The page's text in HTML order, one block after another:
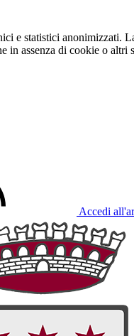
e statistici anonimizzati.
in assenza di cookie o
Accedi